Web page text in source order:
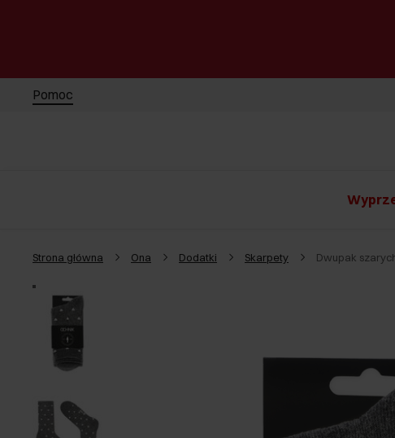
Pomoc
Strona główna Ona Dodatki Skarpety Dwupak